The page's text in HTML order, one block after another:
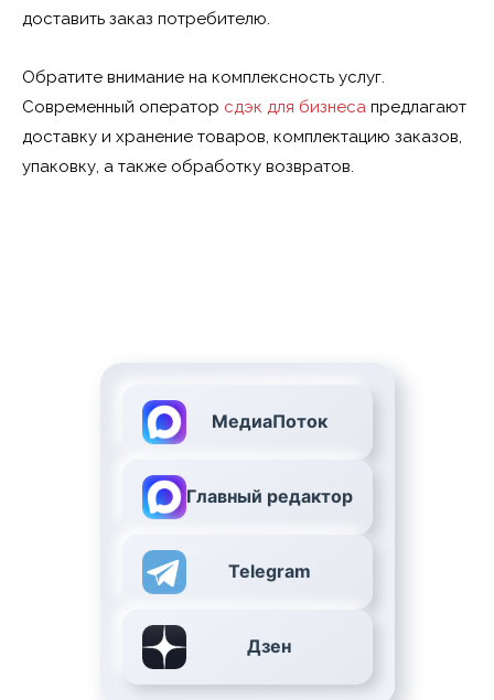
доставить заказ потребителю.
Обратите внимание на комплексность услуг.
Современный оператор сдэк для бизнеса предлагают
доставку и хранение товаров, комплектацию заказов,
упаковку, а также обработку возвратов.
МедиаПоток
Главный редактор
Telegram
Дзен